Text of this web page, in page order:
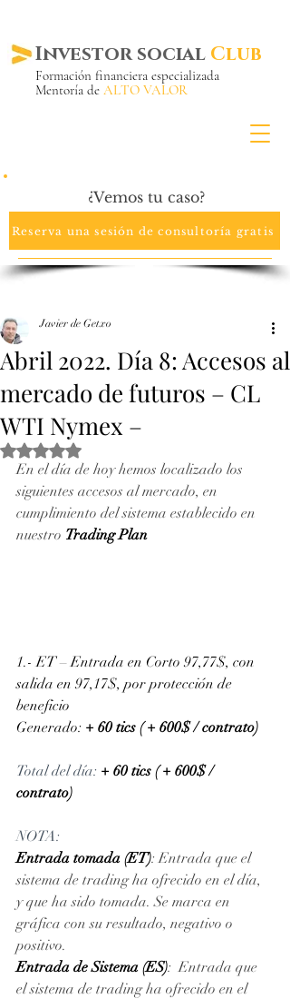
Investor social Club
Formación financiera especializada
Mentoría de ALTO VALOR
¿Vemos tu caso?
Reserva una sesión de consultoría gratis
Abril 2022. Día 8: Accesos al
mercado de futuros – CL
WTI Nymex –
Javier de Getxo
Obtuvo NaN de 5 estrellas.
En el día de hoy hemos localizado los
siguientes accesos al mercado, en
cumplimiento del sistema establecido en
nuestro Trading Plan
1.- ET – Entrada en Corto 97,77$, con
salida en 97,17$, por protección de
beneficio
Generado: + 60 tics ( + 600$ / contrato)
Total del día: + 60 tics ( + 600$ /
contrato)
NOTA:
Entrada tomada (ET): Entrada que el
sistema de trading ha ofrecido en el día,
y que ha sido tomada. Se marca en
gráfica con su resultado, negativo o
positivo.
Entrada de Sistema (ES):  Entrada que
el sistema de trading ha ofrecido en el